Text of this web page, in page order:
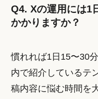
Q4. Xの運用には1
かかりますか？
慣れれば1日15〜30
内で紹介しているテ
稿内容に悩む時間を